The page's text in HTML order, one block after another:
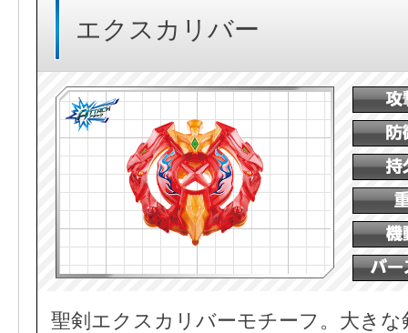
エクスカリバー
聖剣エクスカリバーモチーフ。大き